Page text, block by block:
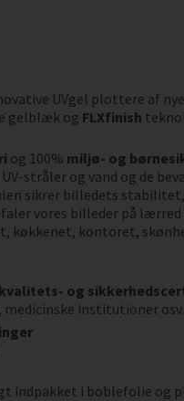
UVgel plottere af
gelblæk og FLXfinish
og 100% miljø- og
stråler og vand og de
sikrer billedets
vores billeder på
køkkenet, kontoret,
kvalitets- og
medicinske institutioner osv.
indpakket i boblefolie og